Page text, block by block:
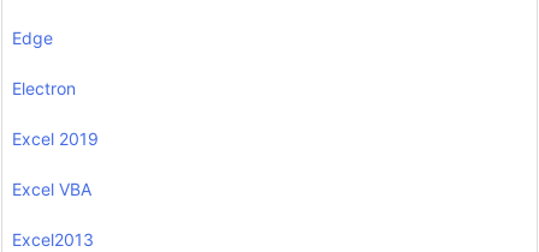
Edge
Electron
Excel 2019
Excel VBA
Excel2013